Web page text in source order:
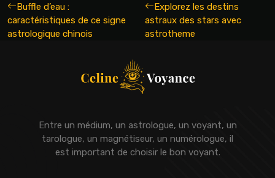
Buffle d’eau :
caractéristiques de ce signe
astrologique chinois
Explorez les destins
astraux des stars avec
astrotheme
Entre un médium, un astrologue, un voyant, un
tarologue, un magnétiseur, un numérologue, il
est important de choisir le bon voyant.